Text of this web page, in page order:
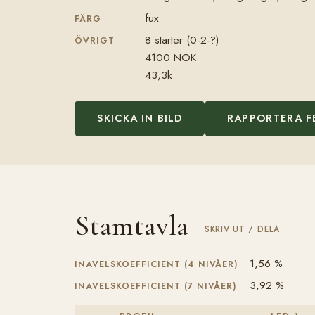
FÄRG fux
ÖVRIGT
8 starter (0-2-?)
4100 NOK
43,3k
SKICKA IN BILD RAPPORTERA
Stamtavla SKRIV UT / DELA
INAVELSKOEFFICIENT (4 NIVÅER) 1,56 %
INAVELSKOEFFICIENT (7 NIVÅER) 3,92 %